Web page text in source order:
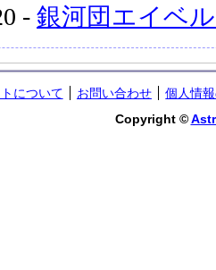
- 銀河団エイベ
について お問い合わせ
個人情
Copyright ©